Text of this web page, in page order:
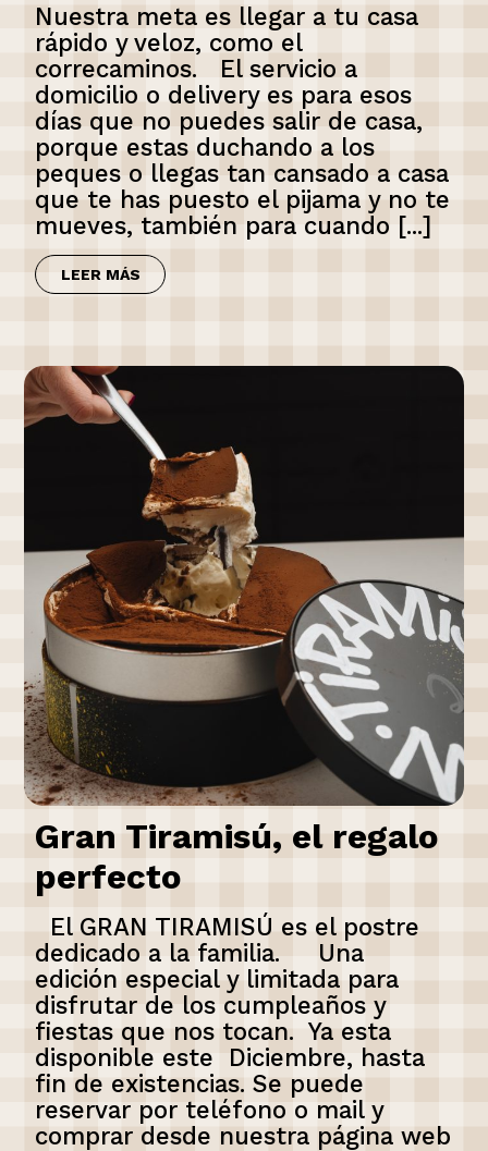
Nuestra meta es llegar a tu casa
rápido y veloz, como el
correcaminos. El servicio a
domicilio o delivery es para esos
días que no puedes salir de casa,
porque estas duchando a los
peques o llegas tan cansado a casa
que te has puesto el pijama y no te
mueves, también para cuando [...]
LEER MÁS
Gran Tiramisú, el regalo
perfecto
El GRAN TIRAMISÚ es el postre
dedicado a la familia. Una
edición especial y limitada para
disfrutar de los cumpleaños y
fiestas que nos tocan. Ya esta
disponible este Diciembre, hasta
fin de existencias. Se puede
reservar por teléfono o mail y
comprar desde nuestra página web